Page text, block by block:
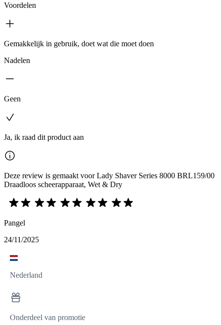
Voordelen
Gemakkelijk in gebruik, doet wat die moet doen
Nadelen
Geen
Ja, ik raad dit product aan
Deze review is gemaakt voor Lady Shaver Series 8000 BRL159/00
Draadloos scheerapparaat, Wet & Dry
Pangel
24/11/2025
Nederland
Onderdeel van promotie